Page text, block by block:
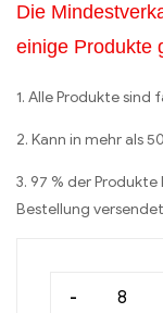
Die
einige Produkte
1. Alle Produkte sind
2. Kann in mehr als
3. 97 % der
Bestellung
-